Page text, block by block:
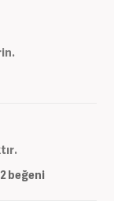
2beğeni